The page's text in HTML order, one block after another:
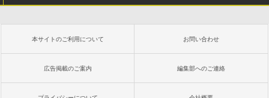
Kindle Paperwhite シグニチャーエディ
るさ自動調整、色調調節ライト、12週間
持続バッテリー、広告なし、メタリック
本サイトのご利用について お問い合わせ
広告掲載のご案内 編集部へのご連絡